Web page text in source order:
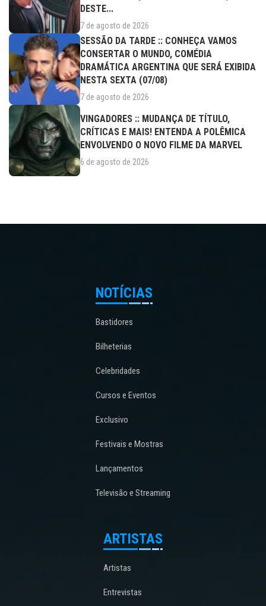
DESTE...
7 de agosto de 2026
SESSÃO DA TARDE :: CONHEÇA VAMOS
CONSERTAR O MUNDO, COMÉDIA
DRAMÁTICA ARGENTINA QUE SERÁ EXIBIDA
NESTA SEXTA (07/08)
7 de agosto de 2026
VINGADORES :: MUDANÇA DE TÍTULO,
CRÍTICAS E MAIS! ENTENDA A POLÊMICA
ENVOLVENDO O NOVO FILME DA MARVEL
6 de agosto de 2026
NOTÍCIAS
Bastidores
Bilheterias
Celebridades
Cursos e Eventos
Exclusivo
Festivais e Mostras
Lançamentos
Televisão e Streaming
ARTISTAS
Artistas
Entrevistas